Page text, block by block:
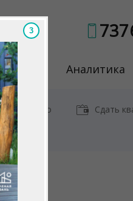
Услуги Аналитика
у метро Сдать
2